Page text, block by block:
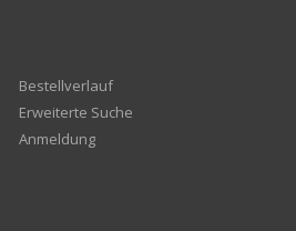
Bestellverlauf
Erweiterte Suche
Anmeldung